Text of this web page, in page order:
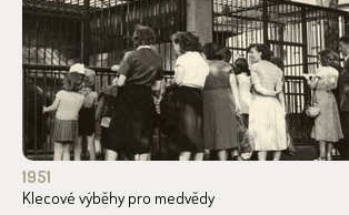
1951
Klecové výběhy pro medvědy